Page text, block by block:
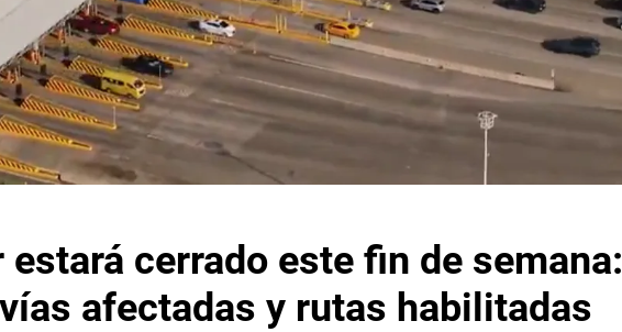
estará cerrado este fin de semana:
afectadas y rutas habilitadas